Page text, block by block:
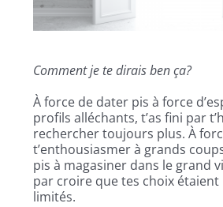
Comment je te dirais ben ça?
À force de dater pis à force
profils alléchants, t’as fini par
rechercher toujours plus. À
t’enthousiasmer à grands
pis à magasiner dans le grand
par croire que tes choix étaient
limités.